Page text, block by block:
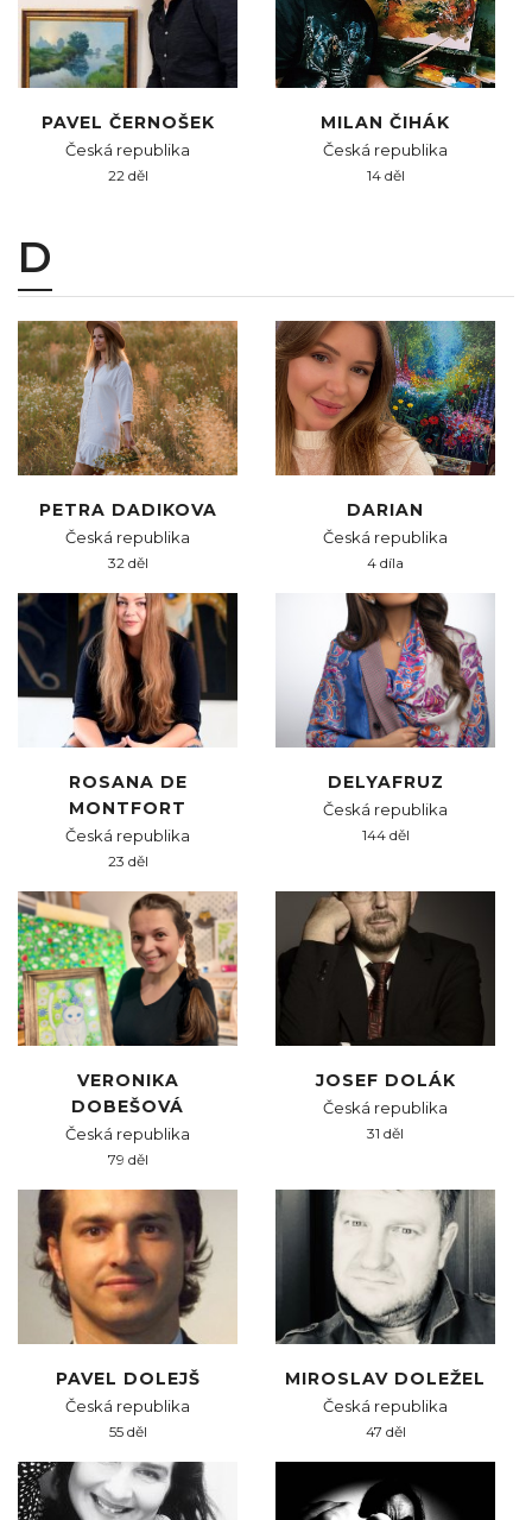
PAVEL ČERNOŠEK
Česká republika
22 děl
MILAN ČIHÁK
Česká republika
14 děl
D
PETRA DADIKOVA
Česká republika
32 děl
DARIAN
Česká republika
4 díla
ROSANA DE
MONTFORT
Česká republika
23 děl
DELYAFRUZ
Česká republika
144 děl
VERONIKA
DOBEŠOVÁ
Česká republika
79 děl
JOSEF DOLÁK
Česká republika
31 děl
PAVEL DOLEJŠ
Česká republika
55 děl
MIROSLAV DOLEŽEL
Česká republika
47 děl